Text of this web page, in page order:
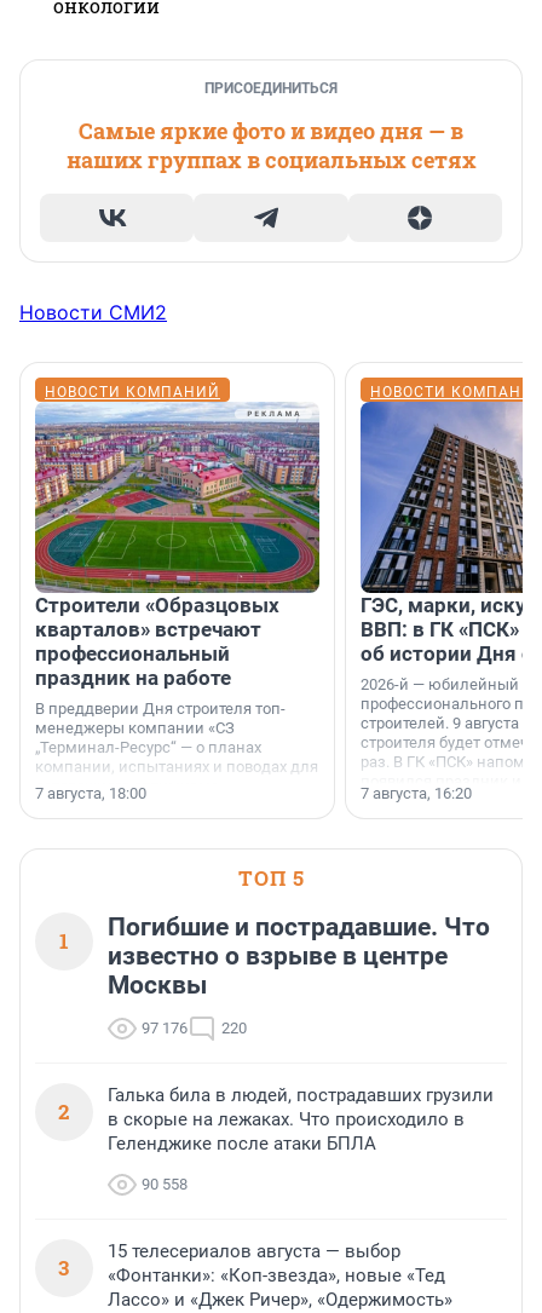
онкологии
ПРИСОЕДИНИТЬСЯ
Самые яркие фото и видео дня — в
наших группах в социальных сетях
Новости СМИ2
НОВОСТИ КОМПАНИЙ
Строители «Образцовых
кварталов» встречают
профессиональный
праздник на работе
В преддверии Дня строителя топ-
менеджеры компании «СЗ
„Терминал-Ресурс“ — о планах
компании, испытаниях и поводах для
осторожного оптимизма.
7 августа, 18:00
НОВОСТИ
ГЭС, марки,
ВВП: в ГК «ПСК»
об истории Дня
2026-й — юбилейный
профессионального
строителей. 9 августа
строителя будет
раз. В ГК «ПСК»
поменялась роль
7 августа, 16:20
ТОП 5
1
Погибшие и пострадавшие. Что
известно о взрыве в центре
Москвы
97 176 220
2
Галька била в людей, пострадавших грузили
в скорые на лежаках. Что происходило в
Геленджике после атаки БПЛА
90 558
3
15 телесериалов августа — выбор
«Фонтанки»: «Коп-звезда», новые «Тед
Лассо» и «Джек Ричер», «Одержимость»